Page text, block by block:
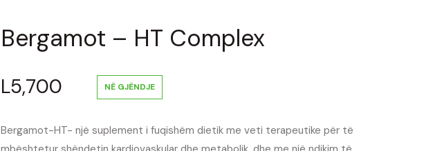
Bergamot – HT Complex
L5,700 NË GJËNDJE
Bergamot-HT- një suplement i fuqishëm dietik me veti terapeutike për të